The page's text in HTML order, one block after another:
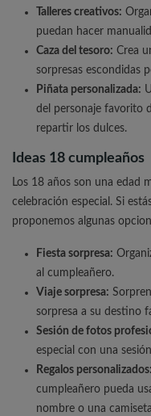
Talleres creativos:
puedan hacer
Caza del tesoro: Crea
sorpresas escondidas
Piñata personalizada:
del personaje favorito
repartir los dulces.
Ideas 18 cumpleaños
Los 18 años son una edad
celebración especial. Si
proponemos algunas
Fiesta sorpresa:
al cumpleañero.
Viaje sorpresa:
sorpresa a su destino
Sesión de fotos
especial con una
Regalos personalizados:
cumpleañero pueda
nombre o una